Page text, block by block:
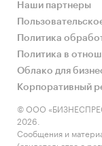
Наши партнеры
Политика
Политика в
Облако для
Корпоративный
© ООО
2026.
Сообщения и